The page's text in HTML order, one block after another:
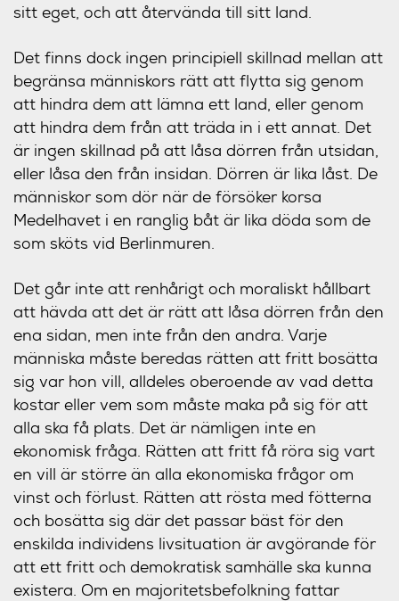
sitt eget, och att återvända till sitt land.
Det finns dock ingen principiell skillnad mellan att
begränsa människors rätt att flytta sig genom
att hindra dem att lämna ett land, eller genom
att hindra dem från att träda in i ett annat. Det
är ingen skillnad på att låsa dörren från utsidan,
eller låsa den från insidan. Dörren är lika låst. De
människor som dör när de försöker korsa
Medelhavet i en ranglig båt är lika döda som de
som sköts vid Berlinmuren.
Det går inte att renhårigt och moraliskt hållbart
att hävda att det är rätt att låsa dörren från den
ena sidan, men inte från den andra. Varje
människa måste beredas rätten att fritt bosätta
sig var hon vill, alldeles oberoende av vad detta
kostar eller vem som måste maka på sig för att
alla ska få plats. Det är nämligen inte en
ekonomisk fråga. Rätten att fritt få röra sig vart
en vill är större än alla ekonomiska frågor om
vinst och förlust. Rätten att rösta med fötterna
och bosätta sig där det passar bäst för den
enskilda individens livsituation är avgörande för
att ett fritt och demokratisk samhälle ska kunna
existera. Om en majoritetsbefolkning fattar